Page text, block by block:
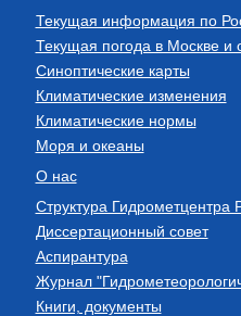
Текущая информация по
Текущая погода в Москве и
Синоптические карты
Климатические изменения
Климатические нормы
Моря и океаны
О нас
Структура Гидрометцентра
Диссертационный совет
Аспирантура
Журнал
Книги, документы